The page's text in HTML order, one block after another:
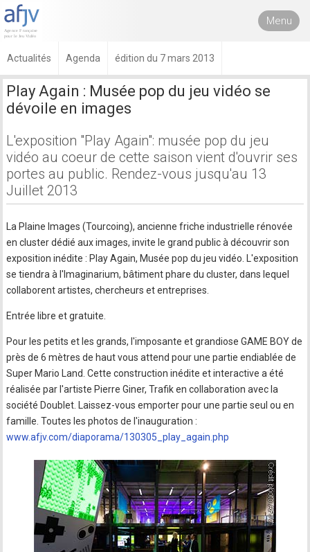
Menu
Actualités Agenda édition du 7 mars 2013
Play Again : Musée pop du jeu vidéo se
dévoile en images
L'exposition "Play Again": musée pop du jeu
vidéo au coeur de cette saison vient d'ouvrir ses
portes au public. Rendez-vous jusqu'au 13
Juillet 2013
La Plaine Images (Tourcoing), ancienne friche industrielle rénovée
en cluster dédié aux images, invite le grand public à découvrir son
exposition inédite : Play Again, Musée pop du jeu vidéo. L'exposition
se tiendra à l'Imaginarium, bâtiment phare du cluster, dans lequel
collaborent artistes, chercheurs et entreprises.
Entrée libre et gratuite.
Pour les petits et les grands, l'imposante et grandiose GAME BOY de
près de 6 mètres de haut vous attend pour une partie endiablée de
Super Mario Land. Cette construction inédite et interactive a été
réalisée par l'artiste Pierre Giner, Trafik en collaboration avec la
société Doublet. Laissez-vous emporter pour une partie seul ou en
famille. Toutes les photos de l'inauguration :
www.afjv.com/diaporama/130305_play_again.php